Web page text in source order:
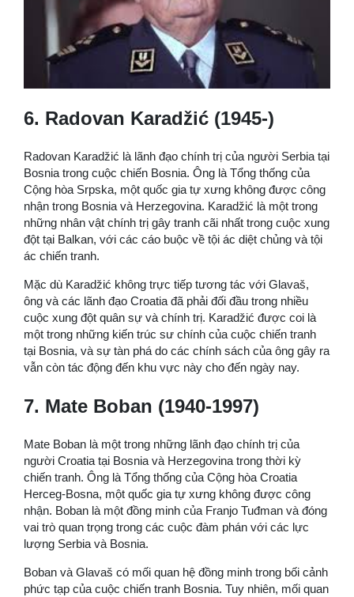
6. Radovan Karadžić (1945-)
Radovan Karadžić là lãnh đạo chính trị của người Serbia tại
Bosnia trong cuộc chiến Bosnia. Ông là Tổng thống của
Cộng hòa Srpska, một quốc gia tự xưng không được công
nhận trong Bosnia và Herzegovina. Karadžić là một trong
những nhân vật chính trị gây tranh cãi nhất trong cuộc xung
đột tại Balkan, với các cáo buộc về tội ác diệt chủng và tội
ác chiến tranh.
Mặc dù Karadžić không trực tiếp tương tác với Glavaš,
ông và các lãnh đạo Croatia đã phải đối đầu trong nhiều
cuộc xung đột quân sự và chính trị. Karadžić được coi là
một trong những kiến trúc sư chính của cuộc chiến tranh
tại Bosnia, và sự tàn phá do các chính sách của ông gây ra
vẫn còn tác động đến khu vực này cho đến ngày nay.
7. Mate Boban (1940-1997)
Mate Boban là một trong những lãnh đạo chính trị của
người Croatia tại Bosnia và Herzegovina trong thời kỳ
chiến tranh. Ông là Tổng thống của Cộng hòa Croatia
Herceg-Bosna, một quốc gia tự xưng không được công
nhận. Boban là một đồng minh của Franjo Tuđman và đóng
vai trò quan trọng trong các cuộc đàm phán với các lực
lượng Serbia và Bosnia.
Boban và Glavaš có mối quan hệ đồng minh trong bối cảnh
phức tạp của cuộc chiến tranh Bosnia. Tuy nhiên, mối quan